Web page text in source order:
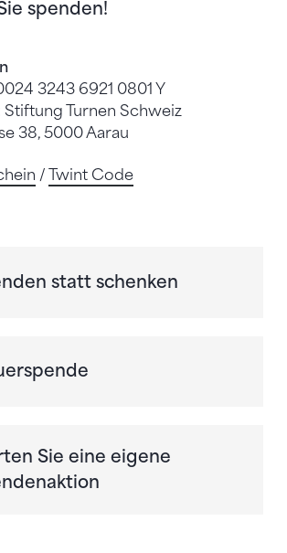
spenden!
3243 6921 0801 Y
Turnen Schweiz
38, 5000 Aarau
/ Twint Code
statt schenken
Sie eine eigene